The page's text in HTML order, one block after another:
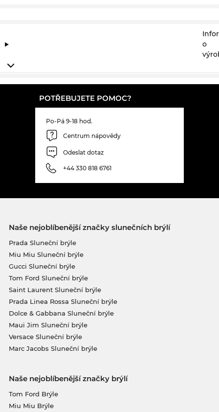
o
POTŘEBUJETE POMOC?
Po-Pá 9-18 hod.
Centrum nápovědy
Odeslat dotaz
+44 330 818 6761
Naše nejoblíbenější značky slunečních brýlí
Prada Sluneční brýle
Miu Miu Sluneční brýle
Gucci Sluneční brýle
Tom Ford Sluneční brýle
Saint Laurent Sluneční brýle
Prada Linea Rossa Sluneční brýle
Dolce & Gabbana Sluneční brýle
Maui Jim Sluneční brýle
Versace Sluneční brýle
Marc Jacobs Sluneční brýle
Naše nejoblíbenější značky brýlí
Tom Ford Brýle
Miu Miu Brýle